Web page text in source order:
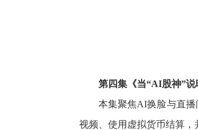
第四集《当“AI股神”说
本集聚焦AI换脸与直
视频、使用虚拟货币结算，